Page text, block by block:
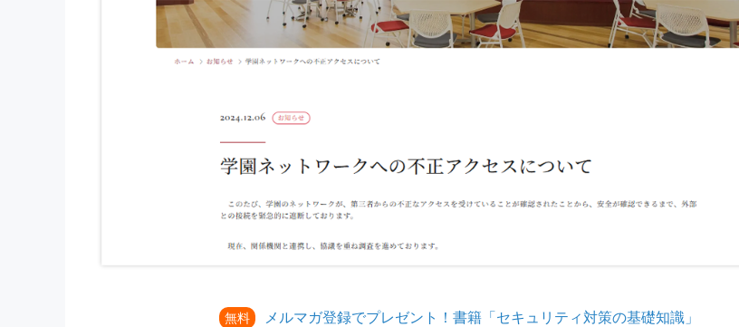
無料 メルマガ登録でプレゼント！書籍「セキュリティ対策の基礎知識」